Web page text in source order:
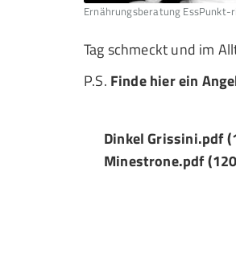
Ernährungsberatung EssPunkt-
Tag schmeckt und im
P.S. Finde hier ein
Dinkel Grissini.pdf
Minestrone.pdf